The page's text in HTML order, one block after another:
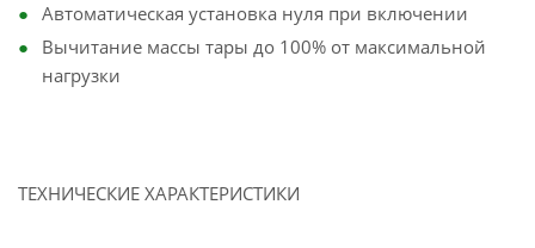
Автоматическая установка нуля при включении
Вычитание массы тары до 100% от максимальной
нагрузки
ТЕХНИЧЕСКИЕ ХАРАКТЕРИСТИКИ